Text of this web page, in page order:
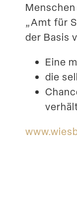
„Amt für
der Basis
Eine
die